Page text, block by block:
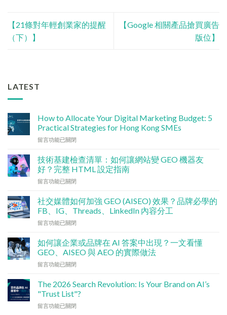
【21條對年輕創業家的提醒
（下）】
【Google 相關產品搶買廣告
版位】
LATEST
How to Allocate Your Digital Marketing Budget: 5
Practical Strategies for Hong Kong SMEs
在
碼
行
銷
預
點
分
香
中
小
5
用
策
略〉
留言功能已關閉
技術基建檢查清單：如何讓網站變 GEO 機器友
好？完整 HTML 設定指南
在
術
基
建
檢
清
單：
何
網
站
GEO
留言功能已關閉
社交媒體如何加強 GEO (AISEO) 效果？品牌必學的
FB、IG、Threads、LinkedIn 內容分工
在
交
媒
體
如
加
強
(AISEO)
留言功能已關閉
如何讓企業或品牌在 AI 答案中出現？一文看懂
GEO、AISEO 與 AEO 的實際做法
在
何
讓
業
留言功能已關閉
The 2026 Search Revolution: Is Your Brand on AI’s
"Trust List"?
在
留言功能已關閉